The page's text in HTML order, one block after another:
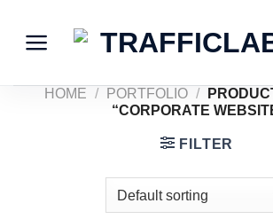
content
HOME / PORTFOLIO /
“CORPORATE
FILTER